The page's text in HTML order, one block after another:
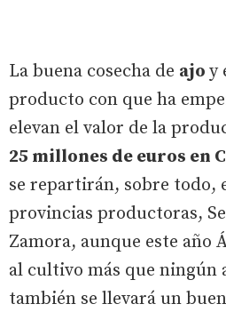
La buena cosecha de ajo y
producto con que ha
elevan el valor de la
25 millones de euros en
se repartirán, sobre todo,
provincias productoras,
Zamora, aunque este año
al cultivo más que ningún
también se llevará un